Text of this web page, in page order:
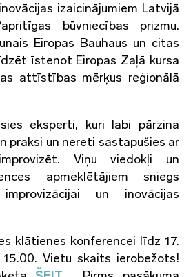
izaicinājumiem Latvijā
būvniecības prizmu.
Eiropas Bauhaus un citas
īstenot Eiropas Zaļā kursa
attīstības mērķus reģionālā
eksperti, kuri labi pārzina
praksi un nereti sastapušies ar
Viņu viedokļi un
apmeklētājiem sniegs
un inovācijas
klātienes konferencei līdz 17.
Vietu skaits ierobežots!